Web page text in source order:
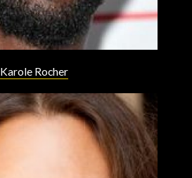
Karole Rocher